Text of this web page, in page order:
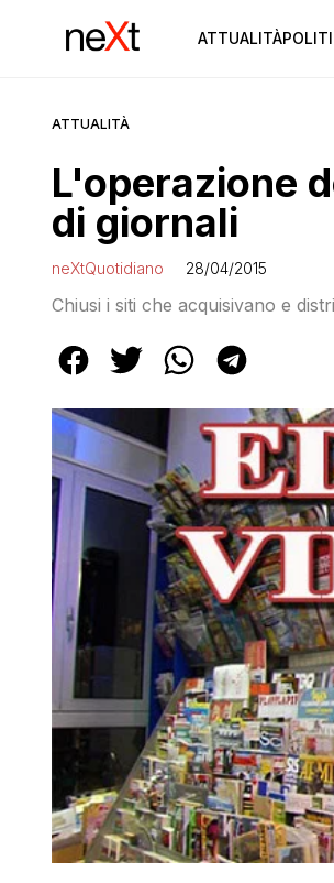
ATTUALITÀ
ATTUALITÀ
L'operazione
di giornali
neXtQuotidiano 28/04/2015
Chiusi i siti che acquisivano e